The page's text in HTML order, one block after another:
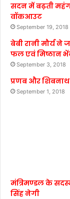
सदन में बढ़ती
वॉकआउट
September 19, 2018
बेबी रानी मौर्य
फल एवं मिष्ठान
September 3, 2018
प्रणब और
September 1, 2018
मंत्रिमण्डल के
सिंह नेगी